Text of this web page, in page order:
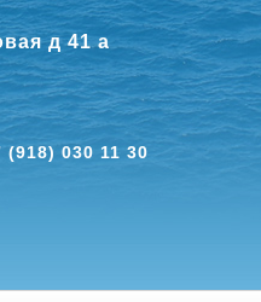
д 41 а
030 11 30